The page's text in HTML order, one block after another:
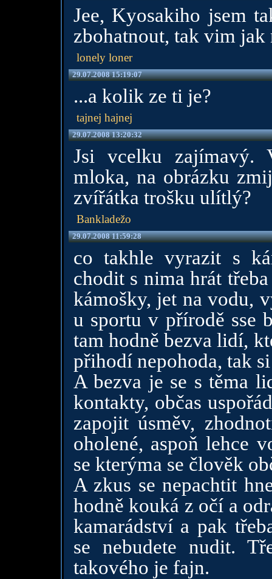
Jee, Kyosakiho jsem
zbohatnout, tak vim jak
lonely loner
29.07.2008 15:19:07
...a kolik ze ti je?
tajnej hajnej
29.07.2008 13:20:32
Jsi vcelku zajímavý.
mloka, na obrázku
zvířátka trošku ulítlý?
Bankladežo
29.07.2008 11:59:28
co takhle vyrazit s
chodit s nima hrát
kámošky, jet na vodu,
u sportu v přírodě sse
tam hodně bezva lidí,
přihodí nepohoda, tak
A bezva je se s těma
kontakty, občas
zapojit úsměv,
oholené, aspoň lehce
se kterýma se člověk
A zkus se nepachtit
hodně kouká z očí a
kamarádství a pak
se nebudete nudit.
takového je fajn.